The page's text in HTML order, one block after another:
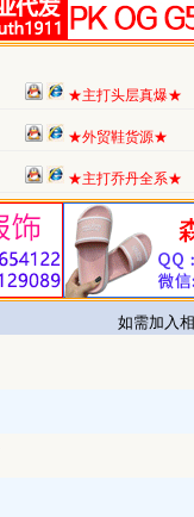
★主打头层真爆★
★外贸鞋货源★
★主打乔丹全系★
如需加入